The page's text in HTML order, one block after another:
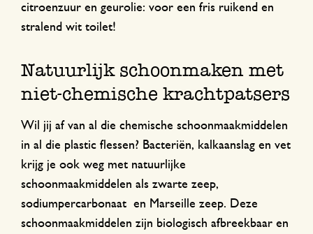
citroenzuur en geurolie: voor een fris ruikend en
stralend wit toilet!
Natuurlijk schoonmaken met
niet-chemische krachtpatsers
Wil jij af van al die chemische schoonmaakmiddelen
in al die plastic flessen? Bacteriën, kalkaanslag en vet
krijg je ook weg met natuurlijke
schoonmaakmiddelen als zwarte zeep,
sodiumpercarbonaat en Marseille zeep. Deze
schoonmaakmiddelen zijn biologisch afbreekbaar en